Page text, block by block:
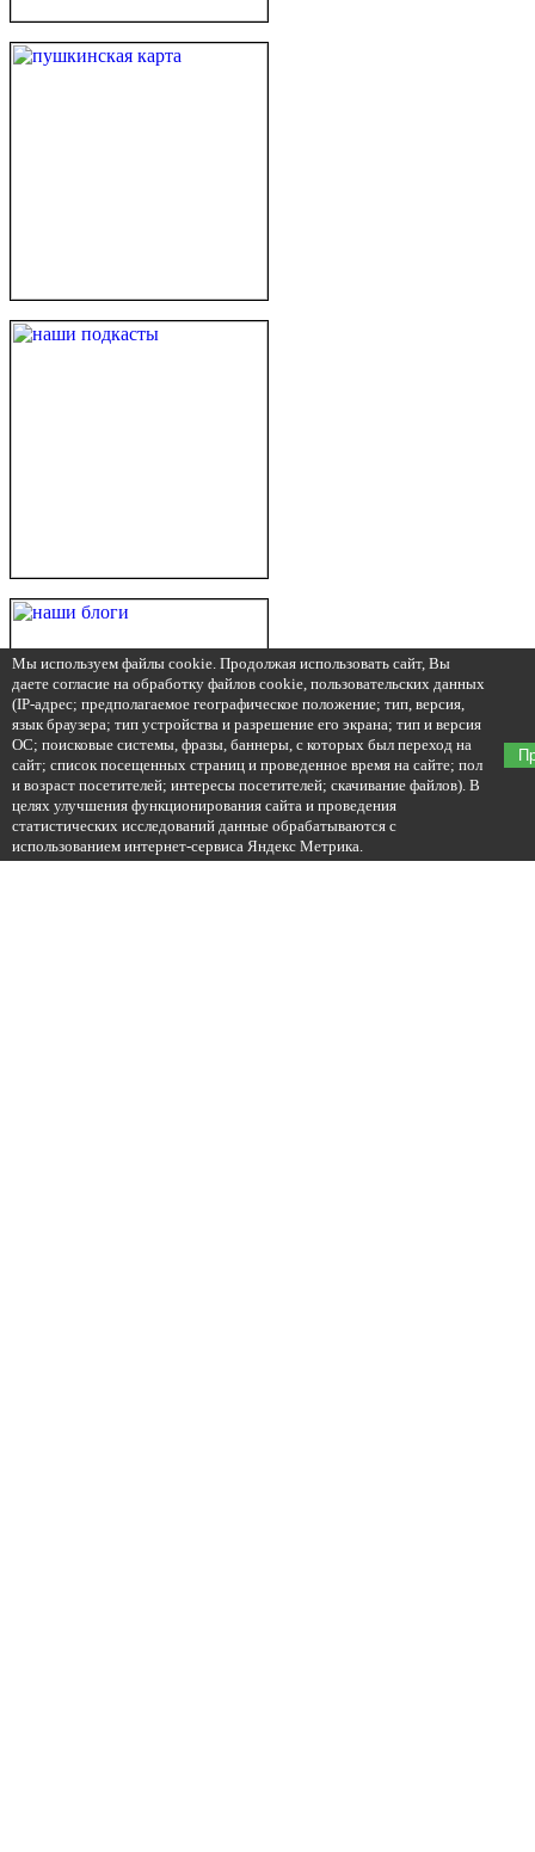
Мы используем файлы cookie. Продолжая использовать сайт, Вы
даете согласие на обработку файлов cookie, пользовательских данных
(IP-адрес; предполагаемое географическое положение; тип, версия,
язык браузера; тип устройства и разрешение его экрана; тип и версия
ОС; поисковые системы, фразы, баннеры, с которых был переход на
сайт; список посещенных страниц и проведенное время на сайте; пол
и возраст посетителей; интересы посетителей; скачивание файлов). В
целях улучшения функционирования сайта и проведения
статистических исследований данные обрабатываются с
использованием интернет-сервиса Яндекс Метрика.